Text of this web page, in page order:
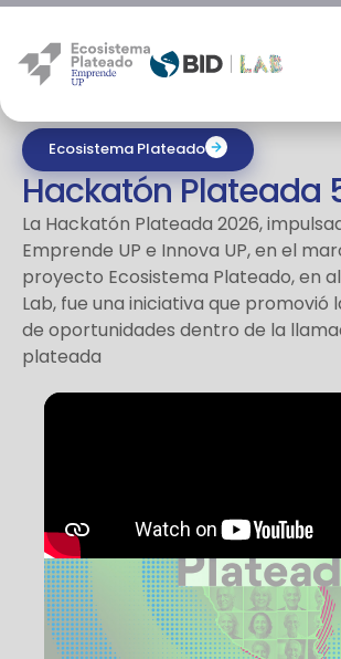
Ecosistema Plateado
Hackatón Plateada
La Hackatón Plateada 2026,
Emprende UP e Innova UP, en el
proyecto Ecosistema Plateado, en
Lab, fue una iniciativa que promovió
de oportunidades dentro de la
plateada